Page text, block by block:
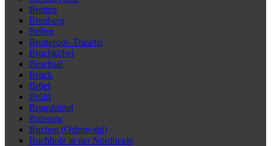
Bretten
Breuberg
Brilon
Brotterode-Trusetal
Bruchköbel
Bruchsal
Brück
Brüel
Brühl
Brunsbüttel
Brüssow
Buchen (Odenwald)
Buchholz in der Nordheide